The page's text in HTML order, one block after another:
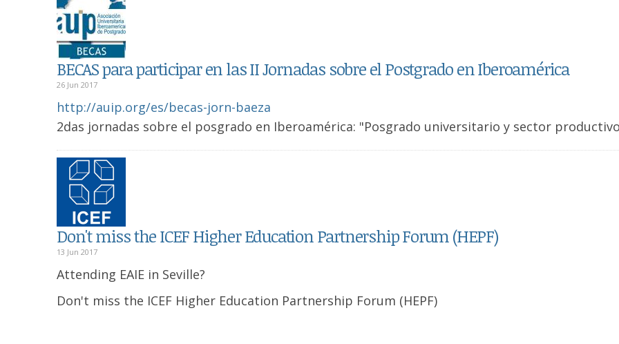
BECAS para participar en las II Jornadas sobre el Postgrado en Iberoamérica
26 Jun 2017
http://auip.org/es/becas-jorn-baeza
2das jornadas sobre el posgrado en Iberoamérica: "Posgrado universitario y sector
Don't miss the ICEF Higher Education Partnership Forum (HEPF)
13 Jun 2017
Attending EAIE in Seville?
Don't miss the ICEF Higher Education Partnership Forum (HEPF)